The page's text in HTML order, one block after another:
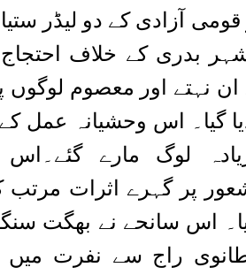
قومی آزادی کے دو لیڈر
بدری کے خلاف احتجاج
نہتے اور معصوم لوگوں
گیا۔ اس وحشیانہ عمل کے
زیادہ لوگ مارے
شعور پر گہرے اثرات
اس سانحے نے بھگت
راج سے نفرت میں